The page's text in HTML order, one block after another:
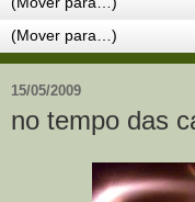
15/05/2009
no tempo das